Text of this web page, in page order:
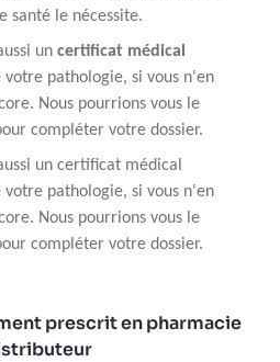
santé le nécessite.
un certificat médical
votre pathologie, si vous n'en
Nous pourrions vous le
compléter votre dossier.
un certificat médical
votre pathologie, si vous n'en
Nous pourrions vous le
compléter votre dossier.
prescrit en pharmacie